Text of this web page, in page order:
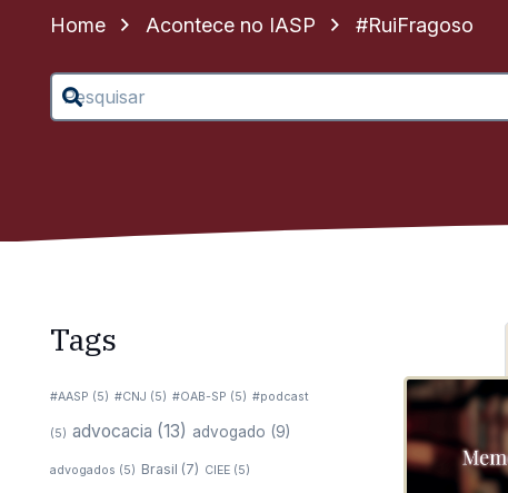
Home Acontece no IASP #RuiFragoso
Tags
#AASP (5) #CNJ (5) #OAB-SP (5) #podcast
(5) advocacia (13) advogado (9)
advogados (5) Brasil (7) CIEE (5)